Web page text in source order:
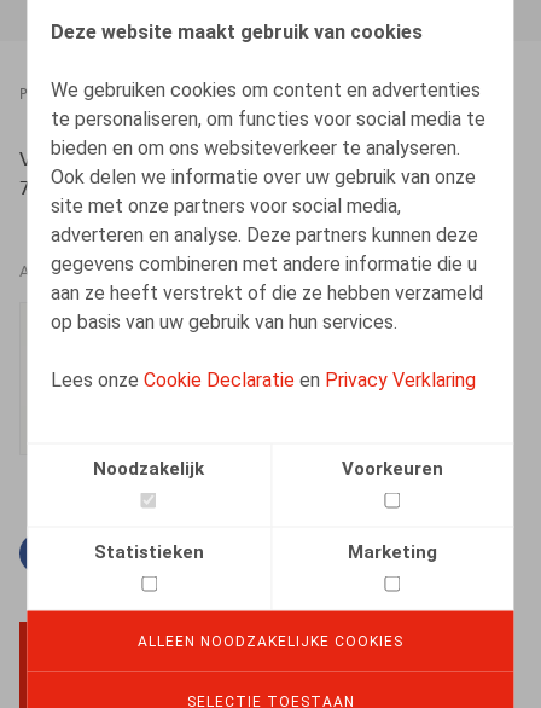
Deze website maakt gebruik van cookies
We gebruiken cookies om content en advertenties
te personaliseren, om functies voor social media te
bieden en om ons websiteverkeer te analyseren.
Ook delen we informatie over uw gebruik van onze
site met onze partners voor social media,
adverteren en analyse. Deze partners kunnen deze
gegevens combineren met andere informatie die u
aan ze heeft verstrekt of die ze hebben verzameld
op basis van uw gebruik van hun services.
Lees onzeCookie Declaratie en Privacy Verklaring
Noodzakelijk Voorkeuren
Statistieken Marketing
ALLEEN NOODZAKELIJKE COOKIES
SELECTIE TOESTAAN
PRESSROOM MOBILITEIT EN IMMIGRATIE 03.01.2022
Vets, E.,HR.squaren° 44, janvier-février 2022, pp. 70 –
71
AUTEURS
Ester Vets
Facebook
TwitterLinkedin